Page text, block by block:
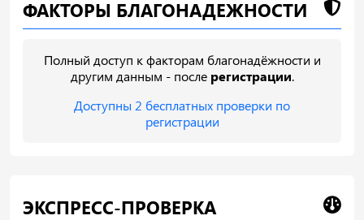
ФАКТОРЫ БЛАГОНАДЕЖНОСТИ
Полный доступ к факторам благонадёжности и
другим данным - после регистрации.
Доступны 2 бесплатных проверки по
регистрации
ЭКСПРЕСС-ПРОВЕРКА